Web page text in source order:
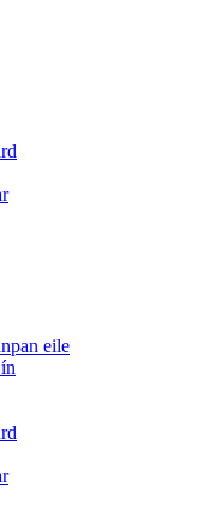
eile